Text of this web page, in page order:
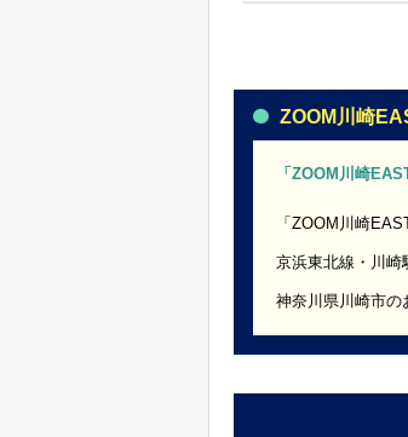
ZOOM川崎
「ZOOM川崎
「ZOOM川崎
京浜東北線・川崎
神奈川県川崎市の